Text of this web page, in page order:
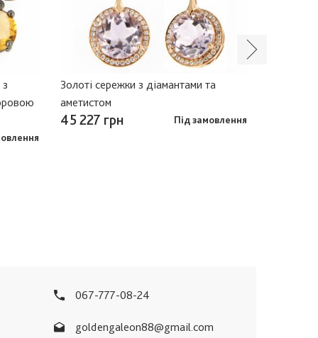
Золоті сережки з діамантами та
аметистом
45 227 грн Під замовлення
067-777-08-24
goldengaleon88@gmail.com